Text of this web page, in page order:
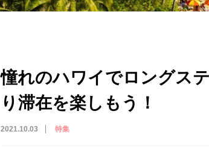
憧れのハワイでロングス
り滞在を楽しもう！
2021.10.03 特集